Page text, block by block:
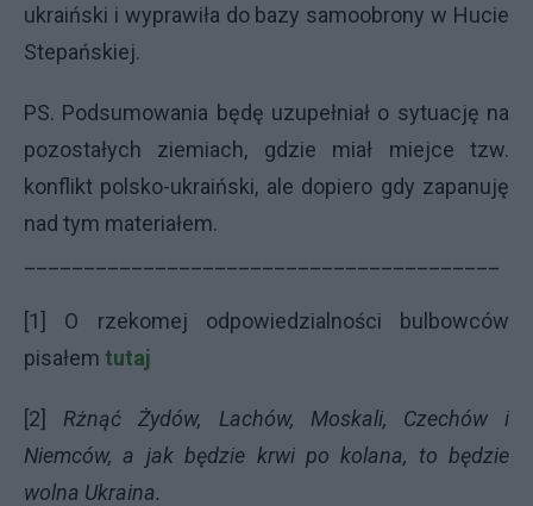
ukraiński i wyprawiła do bazy samoobrony w Hucie
Stepańskiej.
PS. Podsumowania będę uzupełniał o sytuację na
pozostałych ziemiach, gdzie miał miejce tzw.
konflikt polsko-ukraiński, ale dopiero gdy zapanuję
nad tym materiałem.
[1] O rzekomej odpowiedzialności bulbowców
pisałem tutaj
[2] Rżnąć Żydów, Lachów, Moskali, Czechów i
Niemców, a jak będzie krwi po kolana, to będzie
wolna Ukraina.